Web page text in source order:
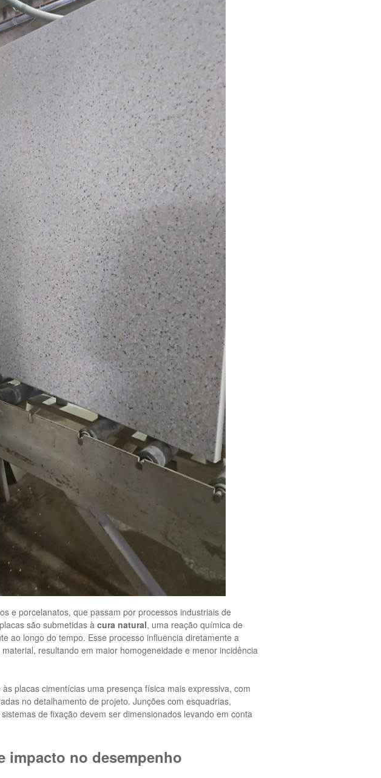
e porcelanatos, que passam por processos industriais de
são submetidas à cura natural, uma reação química de
ao longo do tempo. Esse processo influencia diretamente a
resultando em maior homogeneidade e menor incidência
placas cimentícias uma presença física mais expressiva, com
no detalhamento de projeto. Junções com esquadrias,
de fixação devem ser dimensionados levando em conta
impacto no desempenho